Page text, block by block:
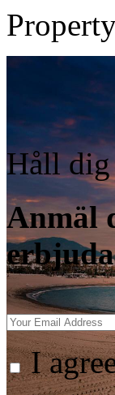
Håll dig
Anmäl
I